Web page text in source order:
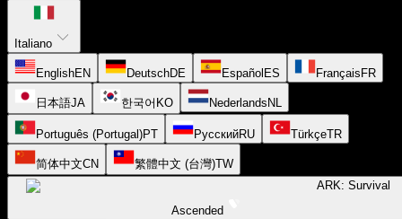
Italiano
EnglishEN DeutschDE Español ES Français FR
日本語JA 한국어 KO Nederlands NL
Português (Portugal)PT РусскийRU TürkçeTR
简体中文CN 繁體中文 (台灣)TW
ARK: Survival
Ascended